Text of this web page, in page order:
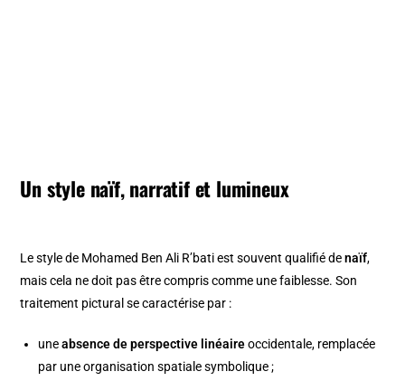
Un style naïf, narratif et lumineux
Le style de Mohamed Ben Ali R’bati est souvent qualifié denaïf,
mais cela ne doit pas être compris comme une faiblesse. Son
traitement pictural se caractérise par :
uneabsence de perspective linéaireoccidentale, remplacée
par une organisation spatiale symbolique ;